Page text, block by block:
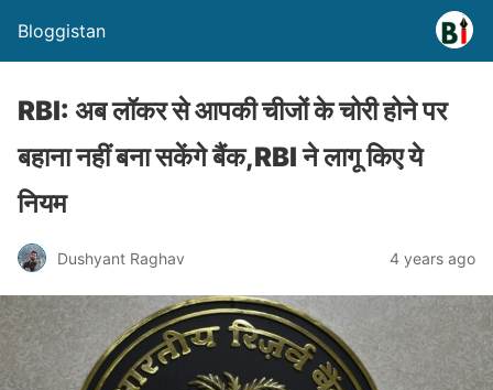
Bloggistan
RBI: अब लॉकर से आपकी चीजों के चोरी होने पर
बहाना नहीं बना सकेंगे बैंक,RBI ने लागू किए ये
नियम
Dushyant Raghav 4 years ago